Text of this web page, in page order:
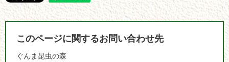
このページに関するお問い合わせ先
ぐんま昆虫の森